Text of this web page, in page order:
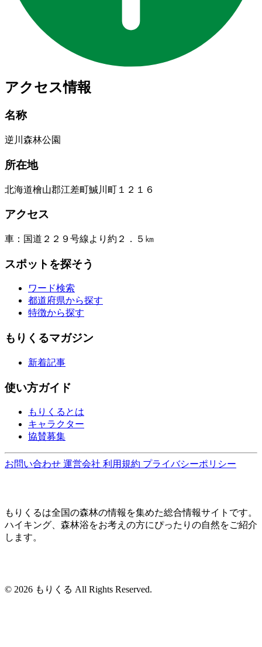
アクセス情報
名称
逆川森林公園
所在地
北海道檜山郡江差町鰔川町１２１６
アクセス
車：国道２２９号線より約２．５㎞
スポットを探そう
ワード検索
都道府県から探す
特徴から探す
もりくるマガジン
新着記事
使い方ガイド
もりくるとは
キャラクター
協賛募集
お問い合わせ 運営会社 利用規約 プライバシーポリシー
もりくるは全国の森林の情報を集めた総合情報サイトです。
ハイキング、森林浴をお考えの方にぴったりの自然をご紹介
します。
© 2026 もりくる All Rights Reserved.